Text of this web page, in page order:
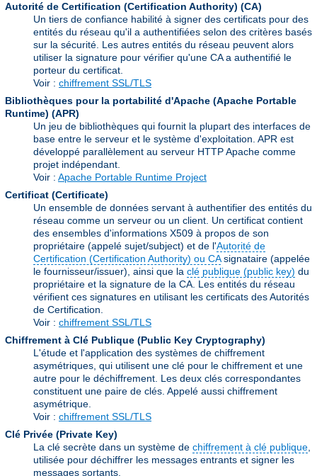
Autorité de Certification (Certification Authority) (CA)
Un tiers de confiance habilité à signer des certificats pour des
entités du réseau qu'il a authentifiées selon des critères basés
sur la sécurité. Les autres entités du réseau peuvent alors
utiliser la signature pour vérifier qu'une CA a authentifié le
porteur du certificat.
Voir : chiffrement SSL/TLS
Bibliothèques pour la portabilité d'Apache (Apache Portable
Runtime) (APR)
Un jeu de bibliothèques qui fournit la plupart des interfaces de
base entre le serveur et le système d'exploitation. APR est
développé parallèlement au serveur HTTP Apache comme
projet indépendant.
Voir : Apache Portable Runtime Project
Certificat (Certificate)
Un ensemble de données servant à authentifier des entités du
réseau comme un serveur ou un client. Un certificat contient
des ensembles d'informations X509 à propos de son
propriétaire (appelé sujet/subject) et de l'Autorité de
Certification (Certification Authority) ou CAsignataire (appelée
le fournisseur/issuer), ainsi que la clé publique (public key) du
propriétaire et la signature de la CA. Les entités du réseau
vérifient ces signatures en utilisant les certificats des Autorités
de Certification.
Voir : chiffrement SSL/TLS
Chiffrement à Clé Publique (Public Key Cryptography)
L'étude et l'application des systèmes de chiffrement
asymétriques, qui utilisent une clé pour le chiffrement et une
autre pour le déchiffrement. Les deux clés correspondantes
constituent une paire de clés. Appelé aussi chiffrement
asymétrique.
Voir : chiffrement SSL/TLS
Clé Privée (Private Key)
La clé secrète dans un système de chiffrement à clé publique
utilisée pour déchiffrer les messages entrants et signer les
messages sortants.